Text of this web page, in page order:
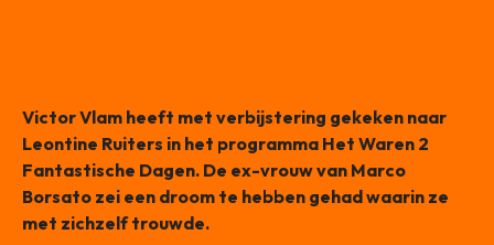
Victor Vlam heeft met verbijstering gekeken naar
Leontine Ruiters in het programma Het Waren 2
Fantastische Dagen. De ex-vrouw van Marco
Borsato zei een droom te hebben gehad waarin ze
met zichzelf trouwde.